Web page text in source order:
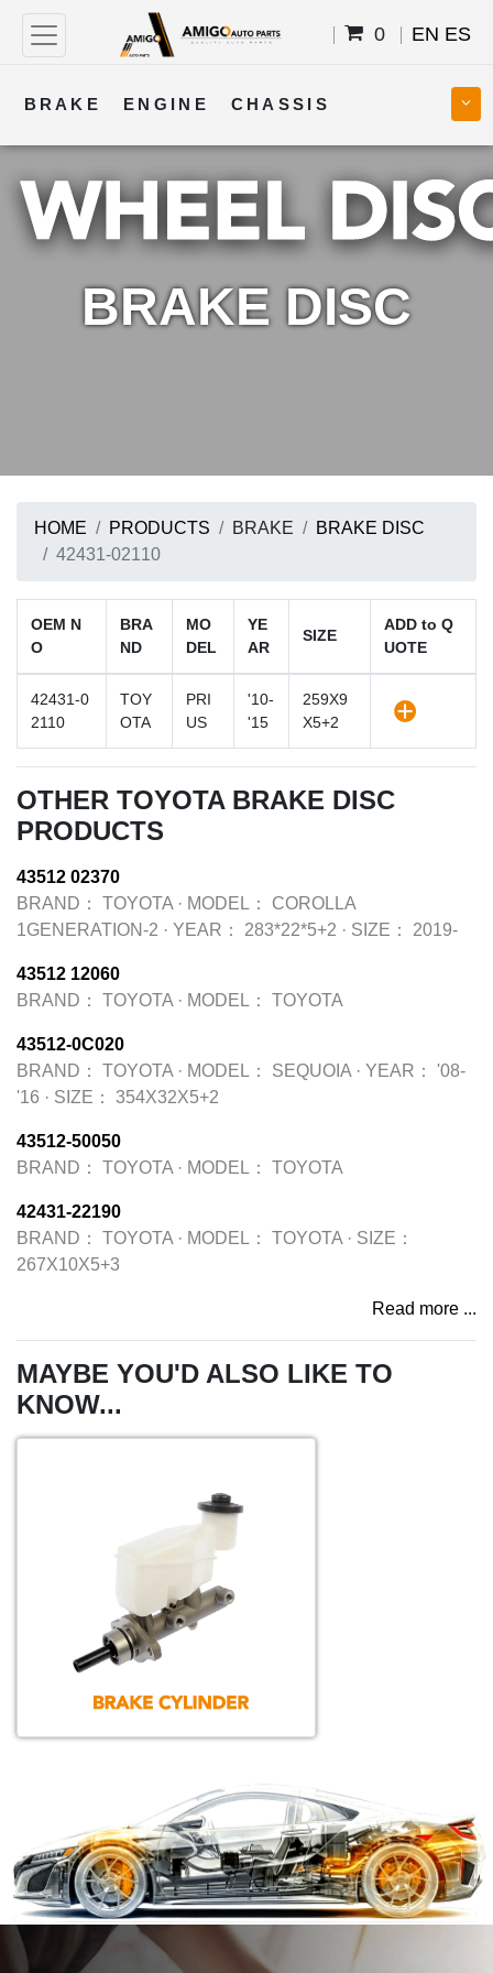
0 EN ES
BRAKE ENGINE CHASSIS
COOLING STEERING BODY
TRANSMISSION FUEL ELECTRICAL
BRAKE DISC
HOME PRODUCTS BRAKE
BRAKE DISC
42431-02110
OEM N
O
BRA
ND
MO
DEL
YE
AR
SIZE
ADD to Q
UOTE
42431-0
2110
TOY
OTA
PRI
US
'10-
'15
259X9
X5+2
OTHER TOYOTA BRAKE DISC
PRODUCTS
43512 02370
BRAND：
TOYOTA · MODEL：
COROLLA
1GENERATION-2 · YEAR： 283*22*5+2 · SIZE： 2019-
43512 12060
BRAND：
TOYOTA · MODEL： TOYOTA
43512-0C020
BRAND：
TOYOTA · MODEL： SEQUOIA · YEAR：
'08-
'16 · SIZE： 354X32X5+2
43512-50050
BRAND：
TOYOTA · MODEL： TOYOTA
42431-22190
BRAND：
TOYOTA · MODEL： TOYOTA · SIZE：
267X10X5+3
Read more ...
MAYBE YOU'D ALSO LIKE TO
KNOW...